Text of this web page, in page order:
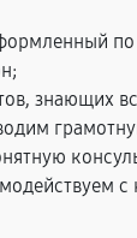
знающих